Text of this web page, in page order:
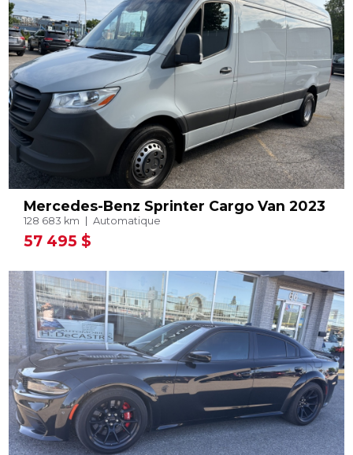
Mercedes-Benz Sprinter Cargo Van 2023
128 683 km Automatique
57 495 $